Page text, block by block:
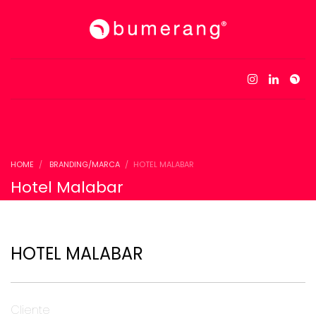
HOME BRANDING/MARCA HOTEL MALABAR
Hotel Malabar
HOTEL MALABAR
Cliente